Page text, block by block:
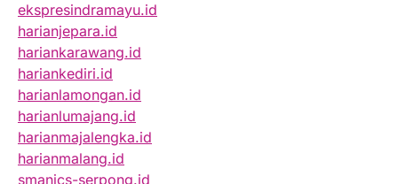
ekspresindramayu.id
harianjepara.id
hariankarawang.id
hariankediri.id
harianlamongan.id
harianlumajang.id
harianmajalengka.id
harianmalang.id
smanics-serpong.id